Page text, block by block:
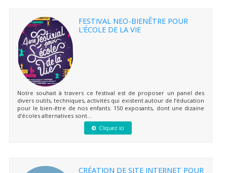
FESTIVAL NEO-BIENÊTRE POUR
L’ÉCOLE DE LA VIE
Notre souhait à travers ce festival est de proposer un panel des
divers outils, techniques, activités qui existent autour de l’éducation
pour le bien-être de nos enfants. 150 exposants, dont une dizaine
d’écoles alternatives sont...
Cliquez ici
CRÉATION DE SITE INTERNET POUR